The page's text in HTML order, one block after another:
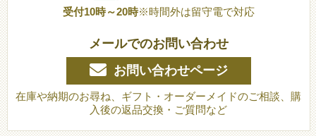
受付10時～20時※時間外は留守電で対応
メールでのお問い合わせ
お問い合わせページ
在庫や納期のお尋ね、ギフト・オーダーメイドのご相談、購
入後の返品交換・ご質問など